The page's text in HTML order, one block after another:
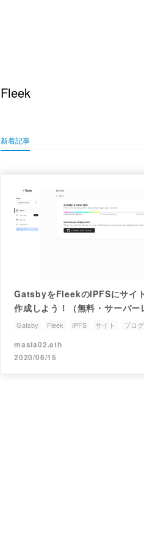
Fleek
新着記事
GatsbyをFleekのIPFSにサイ
作成しよう！（無料・サーバー
ーディング不要）
Gatsby Fleek IPFS サイト ブログ
masia02.eth
2020/06/15